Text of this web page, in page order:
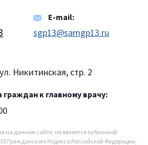
E-mail:
sgp13@samgp13.ru
Никитинская, стр. 2
граждан к главному врачу:
данном сайте, не является публичной
Гражданского Кодекса Российской Федерации,